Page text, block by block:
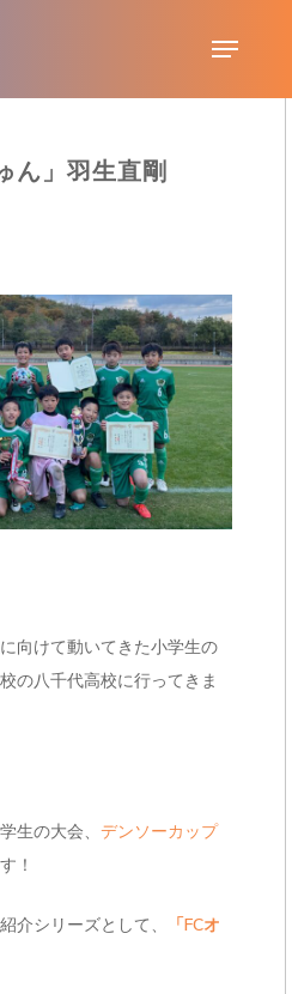
Menu
ん」羽生直剛
向けて動いてきた小学生の
の八千代高校に行ってきま
生の大会、 デンソーカップ
！
介シリーズとして、
「FCオ